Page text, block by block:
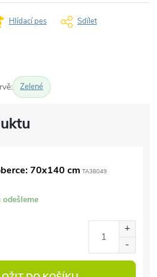
Hlídací pes Sdílet
Zelené
70x140 cm TA38049